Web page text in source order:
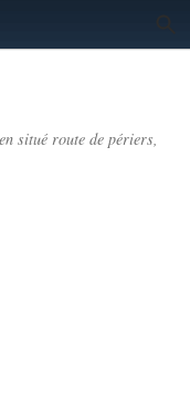
situé route de périers,